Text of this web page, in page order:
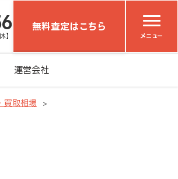
】
無料査定はこちら
メニュー
運営会社
買取相場